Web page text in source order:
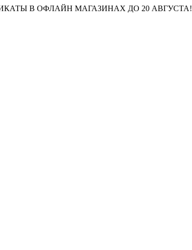
В ОФЛАЙН МАГАЗИНАХ ДО 20 АВГУСТА!